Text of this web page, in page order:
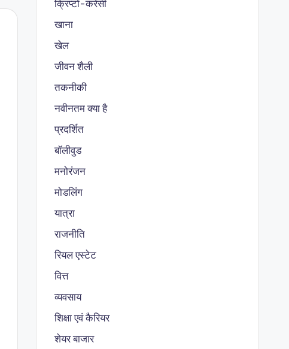
क्रिप्टो-करेंसी
खाना
खेल
जीवन शैली
तकनीकी
नवीनतम क्या है
प्रदर्शित
बॉलीवुड
मनोरंजन
मोडलिंग
यात्रा
राजनीति
रियल एस्टेट
वित्त
व्यवसाय
शिक्षा एवं कैरियर
शेयर बाजार